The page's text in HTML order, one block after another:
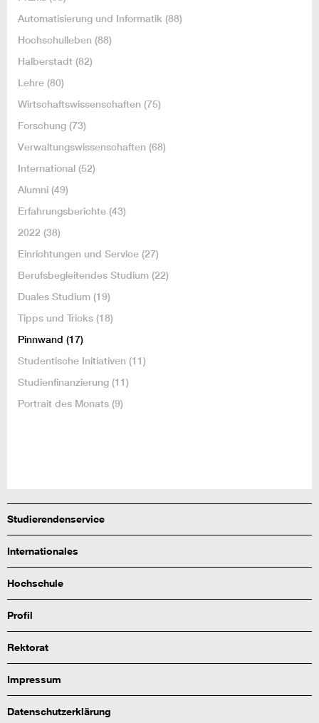
Automatisierung und Informatik (88)
Hochschulleben (88)
Halberstadt (82)
Lehre (80)
Wirtschaftswissenschaften (75)
Forschung (73)
Verwaltungswissenschaften (68)
International (52)
Alumni (49)
Erfahrungsberichte (43)
2022 (38)
Einrichtungen und Service (27)
Berufsbegleitendes Studium (22)
Duales Studium (19)
Tipps und Tricks (18)
Pinnwand (17)
Studentische Initiativen (11)
Studienfinanzierung (11)
Portrait des Monats (9)
Studierendenservice
Internationales
Hochschule
Profil
Rektorat
Impressum
Datenschutzerklärung